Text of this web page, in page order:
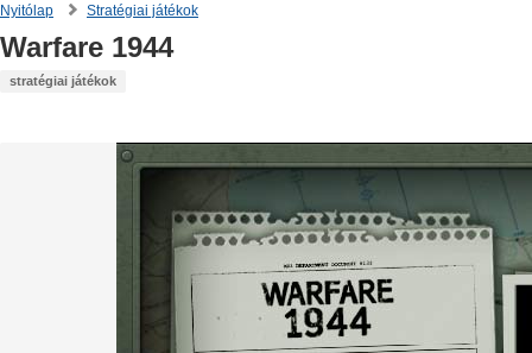
Nyitólap Stratégiai játékok
Warfare 1944
stratégiai játékok